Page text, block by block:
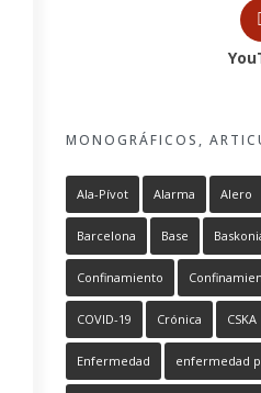
MONOGRÁFICOS,
Ala-Pívot Alarma Alero
Barcelona Base
Confinamiento
COVID-19 Crónica CSKA
Enfermedad enfermedad